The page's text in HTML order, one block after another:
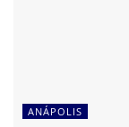
ANÁPOLIS